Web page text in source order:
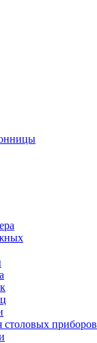
столовых приборов